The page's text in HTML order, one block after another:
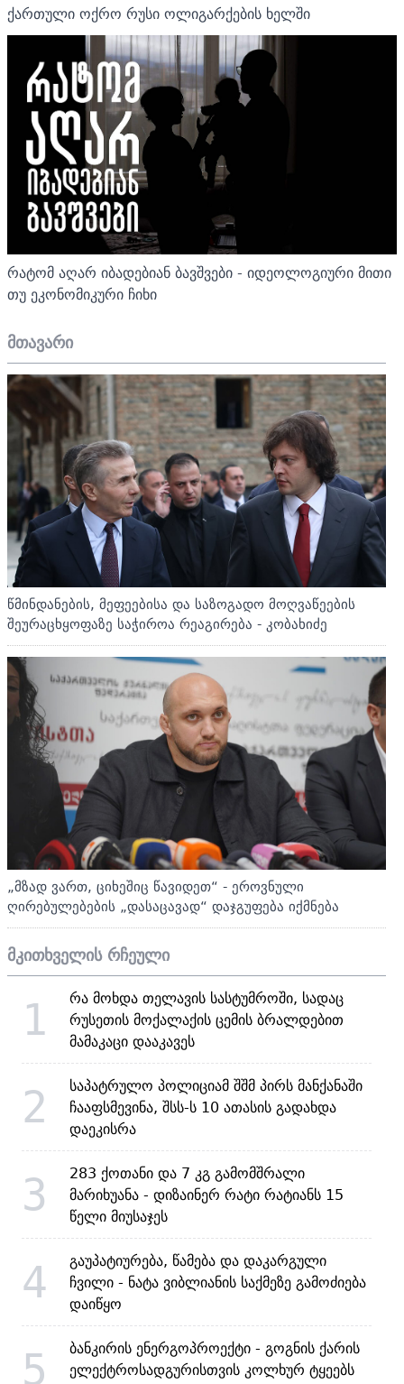
ქართული ოქრო რუსი ოლიგარქების ხელში
რატომ აღარ იბადებიან ბავშვები - იდეოლოგიური მითი
თუ ეკონომიკური ჩიხი
მთავარი
წმინდანების, მეფეებისა და საზოგადო მოღვაწეების
შეურაცხყოფაზე საჭიროა რეაგირება - კობახიძე
„მზად ვართ, ციხეშიც წავიდეთ“ - ეროვნული
ღირებულებების „დასაცავად“ დაჯგუფება იქმნება
მკითხველის რჩეული
1
რა მოხდა თელავის სასტუმროში, სადაც
რუსეთის მოქალაქის ცემის ბრალდებით
მამაკაცი დააკავეს
2
საპატრულო პოლიციამ შშმ პირს მანქანაში
ჩააფსმევინა, შსს-ს 10 ათასის გადახდა
დაეკისრა
3
283 ქოთანი და 7 კგ გამომშრალი
მარიხუანა - დიზაინერ რატი რატიანს 15
წელი მიუსაჯეს
4
გაუპატიურება, წამება და დაკარგული
ჩვილი - ნატა ვიბლიანის საქმეზე გამოძიება
დაიწყო
5
ბანკირის ენერგოპროექტი - გოგნის ქარის
ელექტროსადგურისთვის კოლხურ ტყეებს